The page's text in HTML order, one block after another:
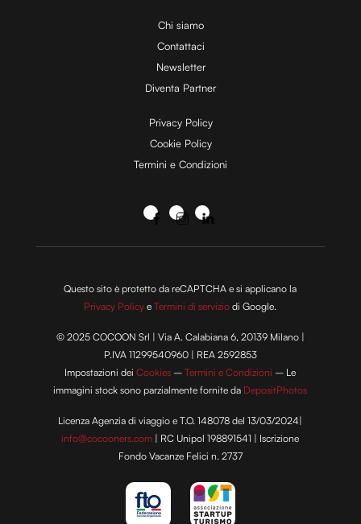
Chi siamo
Contattaci
Newsletter
Diventa Partner
Privacy Policy
Cookie Policy
Termini e Condizioni
Questo sito è protetto da reCAPTCHA e si applicano la
Privacy Policy eTermini di servizio di Google.
© 2025 COCOON Srl | Via A. Calabiana 6, 20139 Milano |
P.IVA 11299540960 | REA 2592853
Impostazioni deiCookies –Termini e Condizioni – Le
immagini stock sono parzialmente fornite da DepositPhotos
Licenza Agenzia di viaggio e T.O. 148078 del 13/03/2024|
info@cocooners.com | RC Unipol 198891541 | Iscrizione
Fondo Vacanze Felici n. 2737